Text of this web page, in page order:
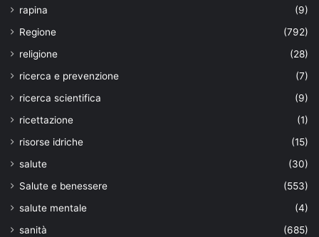
rapina
(9)
Regione
(792)
religione
(28)
ricerca e prevenzione
(7)
ricerca scientifica
(9)
ricettazione
(1)
risorse idriche
(15)
salute
(30)
Salute e benessere
(553)
salute mentale
(4)
sanità
(685)